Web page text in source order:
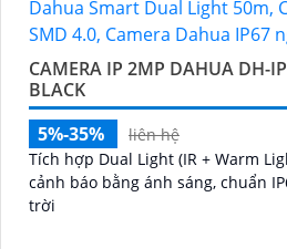
CAMERA IP 2MP DAHUA DH-
BLACK
5%-35%
liên hệ
Tích hợp Dual Light (IR + Warm
cảnh báo bằng ánh sáng, chuẩn
trời